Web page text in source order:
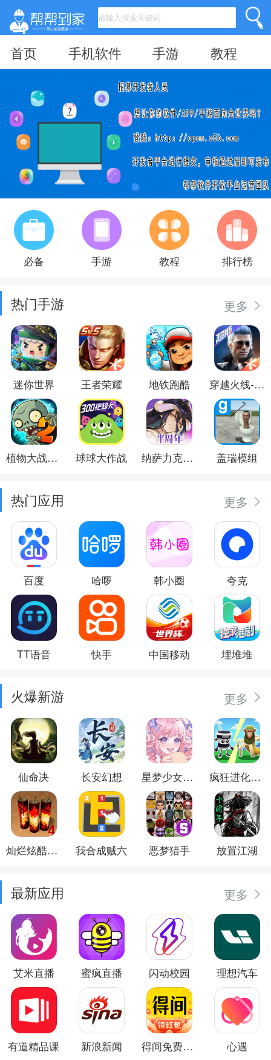
首页 手机软件 手游 教程
必备 手游 教程 排行榜
热门手游 更多
迷你世界 王者荣耀 地铁跑酷 穿越火线-枪战王者
植物大战僵尸2 球球大作战 纳萨力克之王 盖瑞模组
热门应用 更多
百度 哈啰 韩小圈 夸克
TT语音 快手 中国移动 埋堆堆
火爆新游 更多
仙命决 长安幻想 星梦少女换装 疯狂进化防卫战
灿烂炫酷模拟器 我合成贼六 恶梦猎手 放置江湖
最新应用 更多
艾米直播 蜜疯直播 闪动校园 理想汽车
有道精品课 新浪新闻 得间免费小说 心遇